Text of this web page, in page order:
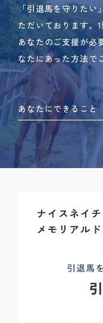
「引退馬を守りたい
ただいております。
あなたのご支援が必
なたにあった方法で
あなたにできること